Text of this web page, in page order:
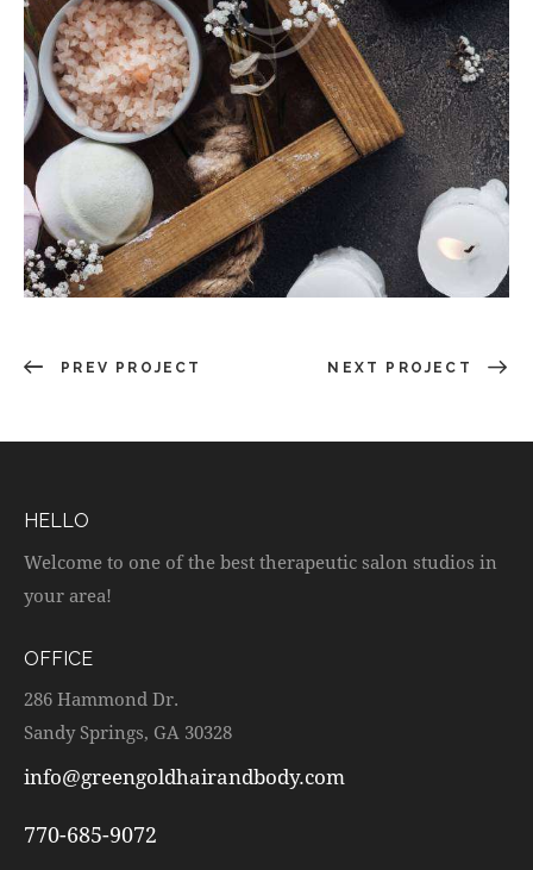
PREV PROJECT NEXT PROJECT
HELLO
Welcome to one of the best therapeutic salon studios in
your area!
OFFICE
286 Hammond Dr.
Sandy Springs, GA 30328
info@greengoldhairandbody.com
770-685-9072